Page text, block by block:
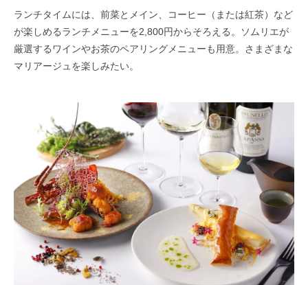
ランチタイムには、前菜とメイン、コーヒー（または紅茶）など
が楽しめるランチメニューを2,800円からそろえる。ソムリエが
厳選するワインやお茶のペアリングメニューも用意。さまざまな
マリアージュを楽しみたい。